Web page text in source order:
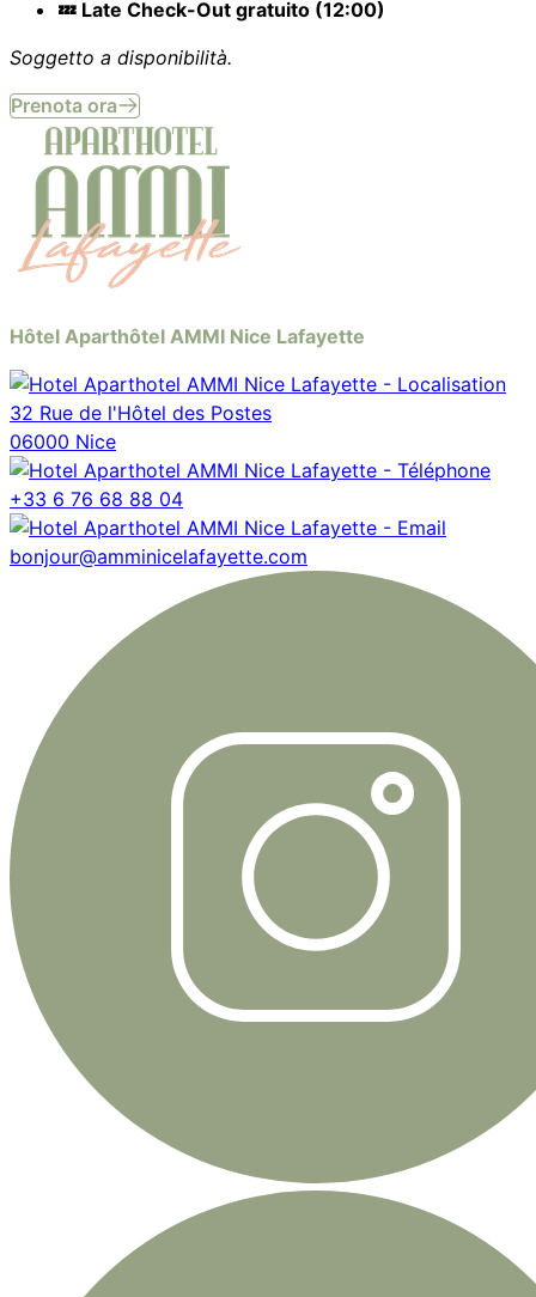
💤 Late Check-Out gratuito (12:00)
Soggetto a disponibilità.
Prenota ora
Hôtel Aparthôtel AMMI Nice Lafayette
32 Rue de l'Hôtel des Postes
06000 Nice
+33 6 76 68 88 04
bonjour@amminicelafayette.com